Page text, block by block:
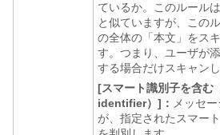
ているか。このルール
と似ていますが、この
の全体の「本文」をス
す。つまり、ユーザが
する場合だけスキャンし
[スマート識別子を含
identifier）]： メッセ
が、指定されたスマー